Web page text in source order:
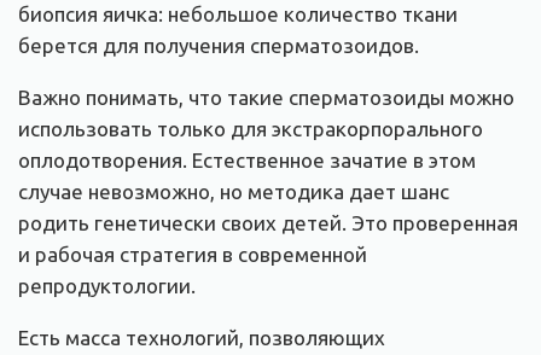
биопсия яичка: небольшое количество ткани
берется для получения сперматозоидов.
Важно понимать, что такие сперматозоиды можно
использовать только для экстракорпорального
оплодотворения. Естественное зачатие в этом
случае невозможно, но методика дает шанс
родить генетически своих детей. Это проверенная
и рабочая стратегия в современной
репродуктологии.
Есть масса технологий, позволяющих